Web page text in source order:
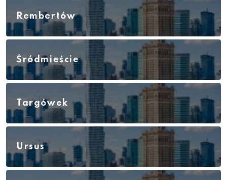
Rembertów
Śródmieście
Targówek
Ursus